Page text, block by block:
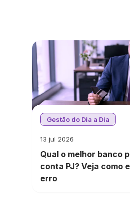
Gestão do Dia a Dia
13 jul 2026
Qual o melhor banco
conta PJ? Veja como
erro